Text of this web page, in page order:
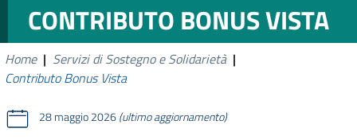
CONTRIBUTO BONUS VISTA
Home | Servizi di Sostegno e Solidarietà |
Contributo Bonus Vista
28 maggio 2026(ultimo aggiornamento)